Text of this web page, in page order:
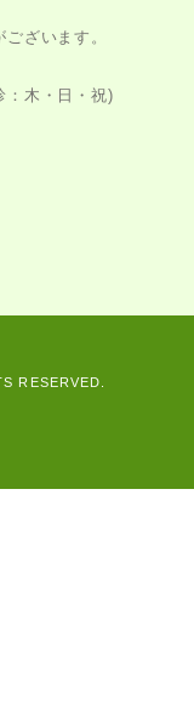
ざいます。
：木・日・祝)
RESERVED.